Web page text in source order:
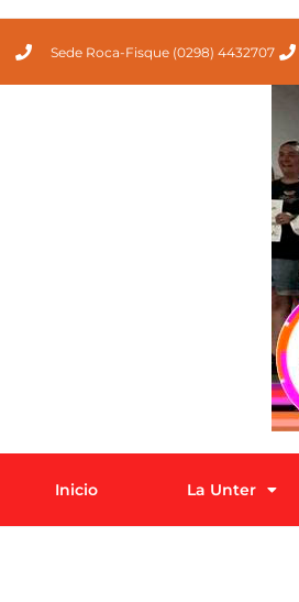
Sede Roca-Fisque (0298) 4432707
Inicio La Unter